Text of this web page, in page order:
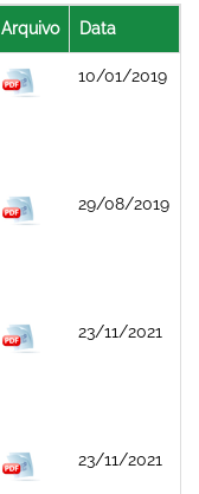
Arquivo Data
10/01/2019
29/08/2019
23/11/2021
23/11/2021